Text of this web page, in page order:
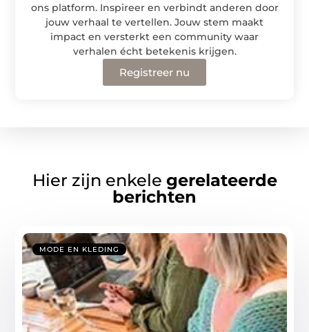
ons platform. Inspireer en verbindt anderen door
jouw verhaal te vertellen. Jouw stem maakt
impact en versterkt een community waar
verhalen écht betekenis krijgen.
Registreer nu
Hier zijn enkele gerelateerde
berichten
MODE EN KLEDING